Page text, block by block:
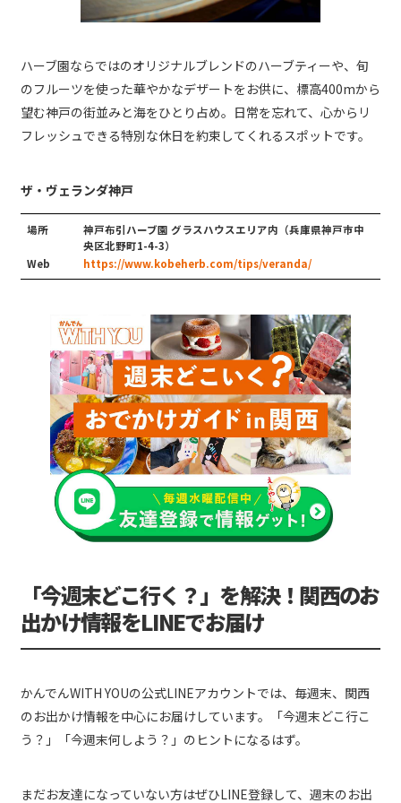
ハーブ園ならではのオリジナルブレンドのハーブティーや、旬
のフルーツを使った華やかなデザートをお供に、標高400mから
望む神戸の街並みと海をひとり占め。日常を忘れて、心からリ
フレッシュできる特別な休日を約束してくれるスポットです。
ザ・ヴェランダ神戸
場所
神戸布引ハーブ園 グラスハウスエリア内（兵庫県神⼾市中
央区北野町1-4-3）
Web
https://www.kobeherb.com/tips/veranda/
「今週末どこ行く？」を解決！関西のお
出かけ情報をLINEでお届け
かんでんWITH YOUの公式LINEアカウントでは、毎週末、関西
のお出かけ情報を中心にお届けしています。「今週末どこ行こ
う？」「今週末何しよう？」のヒントになるはず。
まだお友達になっていない方はぜひLINE登録して、週末のお出